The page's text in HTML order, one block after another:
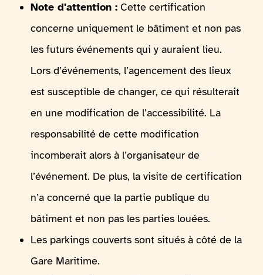
Note d'attention : Cette certification
concerne uniquement le bâtiment et non pas
les futurs événements qui y auraient lieu.
Lors d’événements, l’agencement des lieux
est susceptible de changer, ce qui résulterait
en une modification de l’accessibilité. La
responsabilité de cette modification
incomberait alors à l’organisateur de
l’événement. De plus, la visite de certification
n’a concerné que la partie publique du
bâtiment et non pas les parties louées.
Les parkings couverts sont situés à côté de la
Gare Maritime.